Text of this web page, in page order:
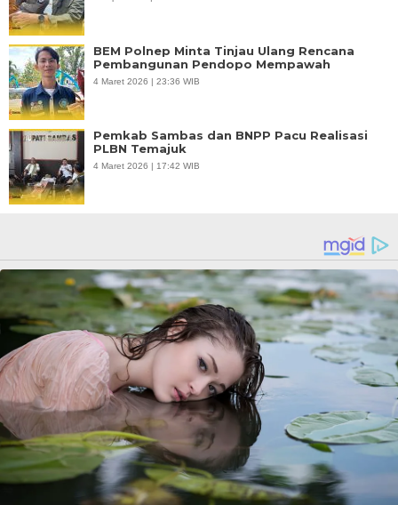
BEM Polnep Minta Tinjau Ulang Rencana
Pembangunan Pendopo Mempawah
4 Maret 2026 | 23:36 WIB
Pemkab Sambas dan BNPP Pacu Realisasi
PLBN Temajuk
4 Maret 2026 | 17:42 WIB